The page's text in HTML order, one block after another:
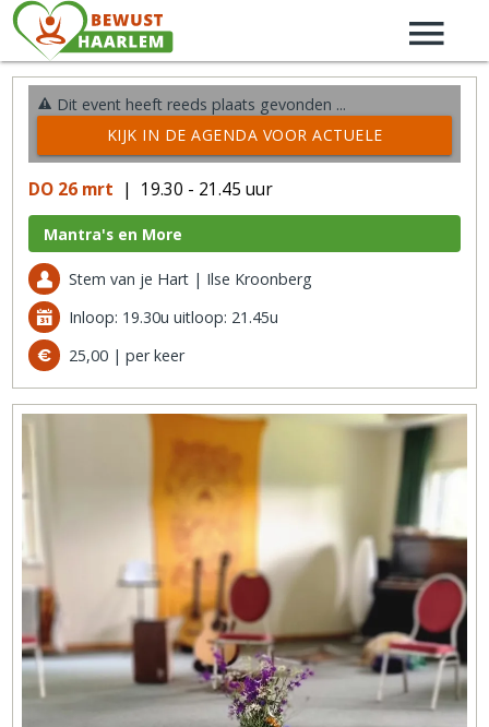
Dit event heeft reeds plaats gevonden ...
KIJK IN DE AGENDA VOOR ACTUELE
DO 26 mrt | 19.30 - 21.45 uur
Mantra's en More
Stem van je Hart | Ilse Kroonberg
Inloop: 19.30u uitloop: 21.45u
25,00 | per keer